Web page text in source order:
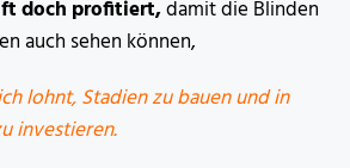
doch profitiert,damit die Blinden
auch sehen können,
lohnt, Stadien zu bauen und in
investieren.